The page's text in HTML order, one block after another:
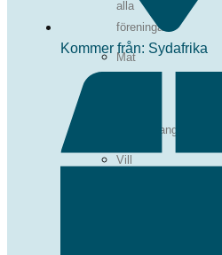
alla
föreningar
Mat
Evenemangskalender
Vill
Kommer från: Sydafrika